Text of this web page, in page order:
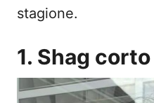
stagione.
1. Shag